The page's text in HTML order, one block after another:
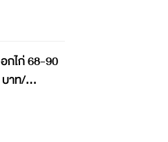
กไก่ 68-90
าท/